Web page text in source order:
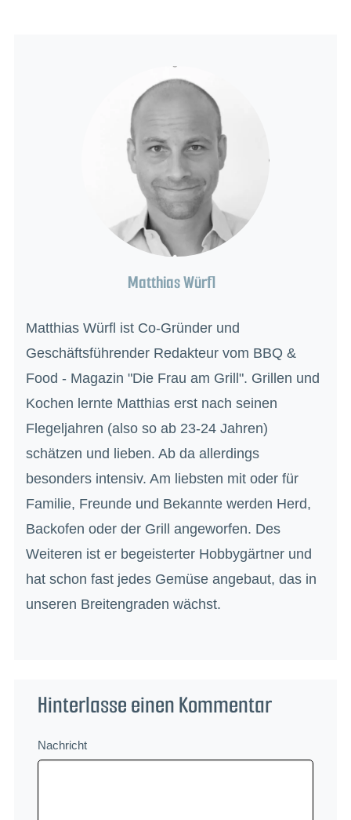
Matthias Würfl
Matthias Würfl ist Co-Gründer und
Geschäftsführender Redakteur vom BBQ &
Food - Magazin "Die Frau am Grill". Grillen und
Kochen lernte Matthias erst nach seinen
Flegeljahren (also so ab 23-24 Jahren)
schätzen und lieben. Ab da allerdings
besonders intensiv. Am liebsten mit oder für
Familie, Freunde und Bekannte werden Herd,
Backofen oder der Grill angeworfen. Des
Weiteren ist er begeisterter Hobbygärtner und
hat schon fast jedes Gemüse angebaut, das in
unseren Breitengraden wächst.
Hinterlasse einen Kommentar
Nachricht